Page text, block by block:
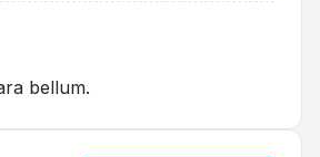
bellum.